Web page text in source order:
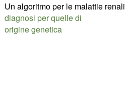
Un algoritmo per le malattie renali
diagnosi per quelle di
origine genetica